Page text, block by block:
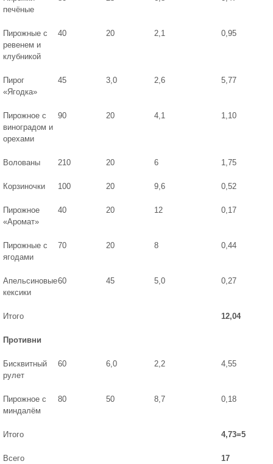
печёные
Пирожные с
ревенем и
клубникой
40 20 2,1 0,95
Пирог
«Ягодка»
45 3,0 2,6 5,77
Пирожное с
виноградом и
орехами
90 20 4,1 1,10
Волованы 210 20 6 1,75
Корзиночки 100 20 9,6 0,52
Пирожное
«Аромат»
40 20 12 0,17
Пирожные с
ягодами
70 20 8 0,44
Апельсиновые
кексики
60 45 5,0 0,27
Итого 12,04
Противни
Бисквитный
рулет
60 6,0 2,2 4,55
Пирожное с
миндалём
80 50 8,7 0,18
Итого 4,73=5
Всего 17